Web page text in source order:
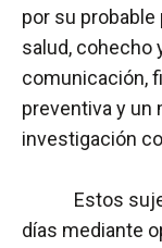
por su
salud, cohecho
comunicación,
preventiva y un
investigación
Estos
días mediante